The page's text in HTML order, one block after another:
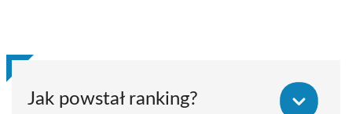
Jak powstał ranking?